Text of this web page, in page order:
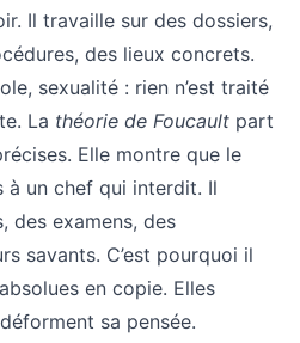
Il travaille sur des dossiers,
des lieux concrets.
sexualité : rien n’est traité
La théorie de Foucault part
Elle montre que le
à un chef qui interdit. Il
des examens, des
savants. C’est pourquoi il
en copie. Elles
sa pensée.